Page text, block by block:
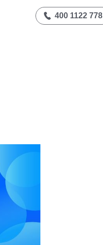
400 1122 778